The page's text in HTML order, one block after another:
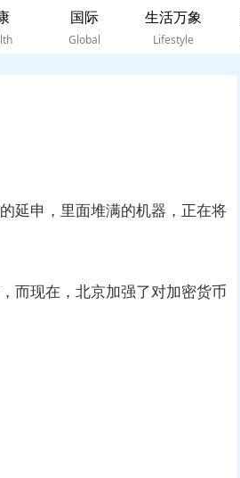
国际
Global
生活万象
Lifestyle
延申，里面堆满的机器，正在将
而现在，北京加强了对加密货币